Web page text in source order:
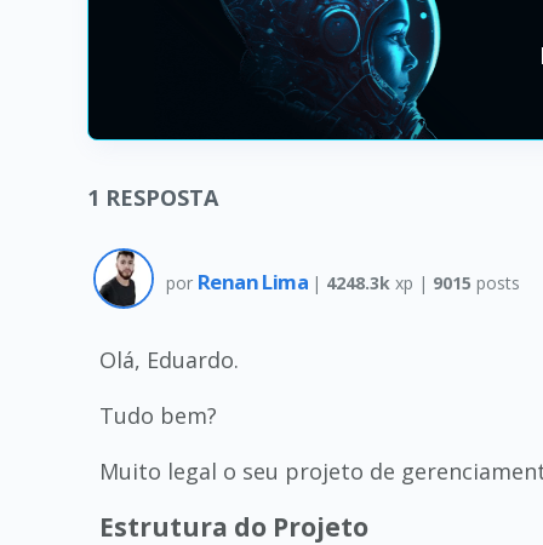
1 RESPOSTA
por Renan Lima | 4248.3k xp | 9015 posts
Olá, Eduardo.
Tudo bem?
Muito legal o seu projeto de
Estrutura do Projeto